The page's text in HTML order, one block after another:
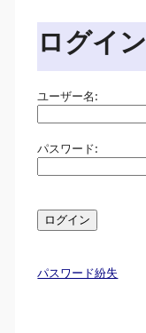
ログイン
ユーザー名:
パスワード:
パスワード紛失